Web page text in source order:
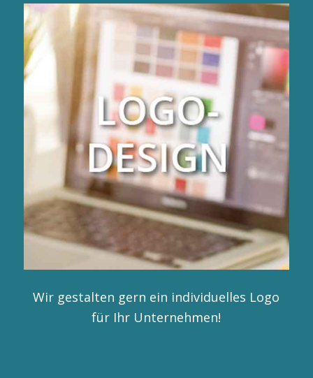
Wir gestalten gern ein individuelles Logo
für Ihr Unternehmen!